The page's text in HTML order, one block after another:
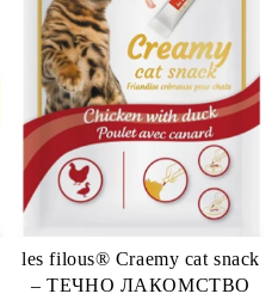
les filous® Craemy cat snack
– ТЕЧНО ЛАКОМСТВО